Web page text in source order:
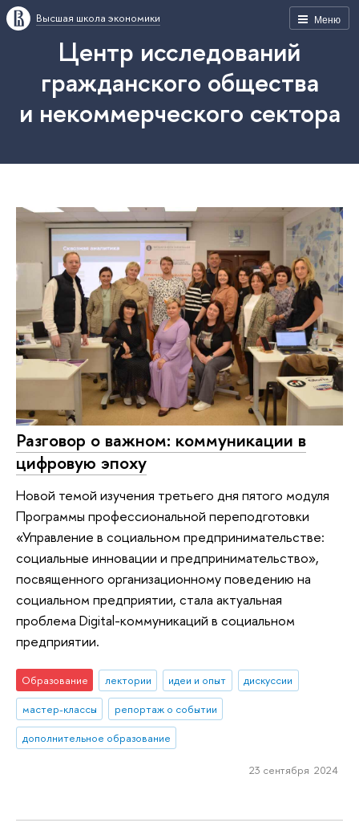
Меню
Высшая школа экономики
Центр исследований
гражданского общества
и некоммерческого сектора
Разговор о важном: коммуникации в
цифровую эпоху
Новой темой изучения третьего дня пятого модуля
Программы профессиональной переподготовки
«Управление в социальном предпринимательстве:
социальные инновации и предпринимательство»,
посвященного организационному поведению на
социальном предприятии, стала актуальная
проблема Digital-коммуникаций в социальном
предприятии.
Образование лектории идеи и опыт
дискуссии
мастер-классы
репортаж о событии
дополнительное образование
23 сентября 2024